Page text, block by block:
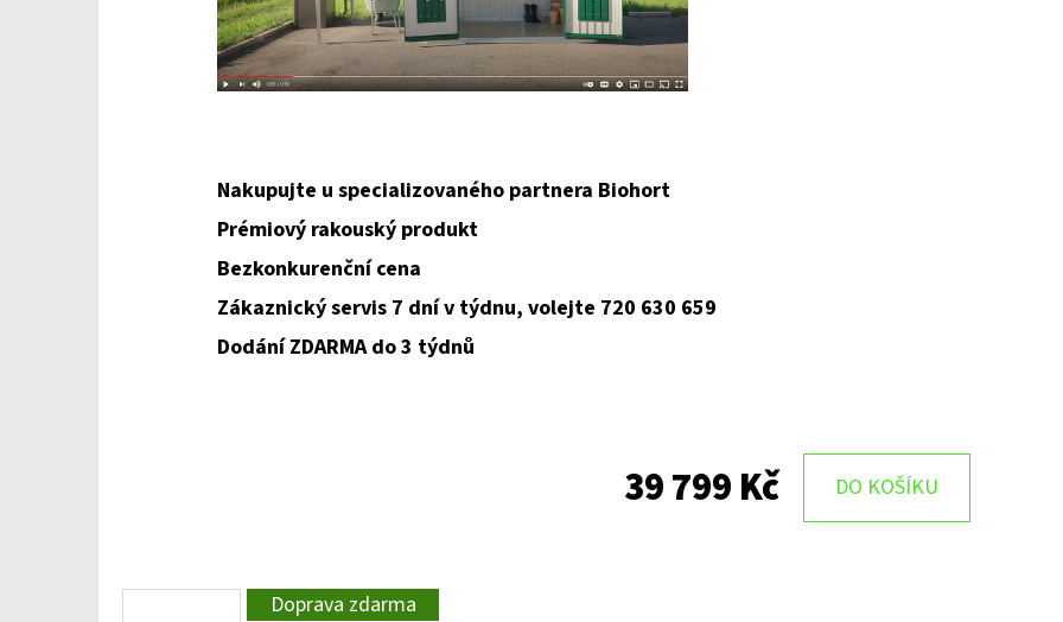
Nakupujte u specializovaného partnera Biohort
Prémiový rakouský produkt
Bezkonkurenční cena
Zákaznický servis 7 dní v týdnu, volejte 720 630 659
Dodání ZDARMA do 3 týdnů
39 799 Kč DO KOŠÍKU
Doprava zdarma